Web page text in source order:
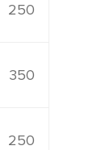
250
350
250